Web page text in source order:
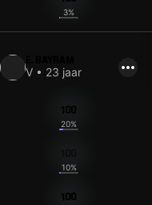
3%
V • 23 jaar
100
20%
10%
100